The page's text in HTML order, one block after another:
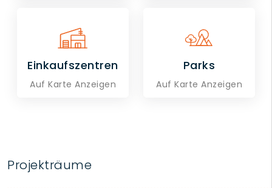
Einkaufszentren
Auf Karte Anzeigen
Parks
Auf Karte Anzeigen
Projekträume